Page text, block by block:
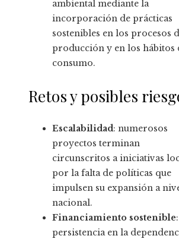
ambiental mediante la
incorporación de prácticas
sostenibles en los procesos
producción y en los hábitos
consumo.
Retos y posibles
Escalabilidad: numerosos
proyectos terminan
circunscritos a iniciativas
por la falta de políticas que
impulsen su expansión a
nacional.
Financiamiento sostenible:
persistencia en la